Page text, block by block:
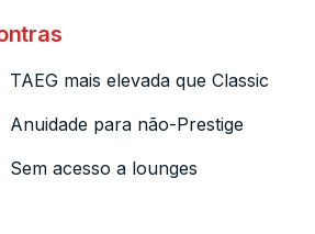
TAEG mais elevada que Classic
Anuidade para não-Prestige
Sem acesso a lounges